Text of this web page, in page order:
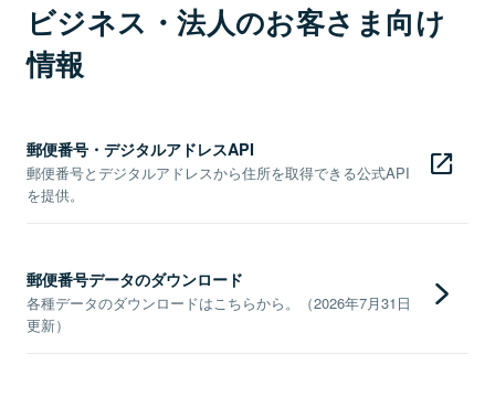
ビジネス・法人のお客さま向け
情報
郵便番号・デジタルアドレスAPI
郵便番号とデジタルアドレスから住所を取得できる公式API
を提供。
郵便番号データのダウンロード
各種データのダウンロードはこちらから。（2026年7月31日
更新）